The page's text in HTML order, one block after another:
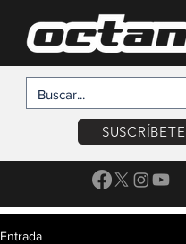
SUSCRÍBETE
Entrada